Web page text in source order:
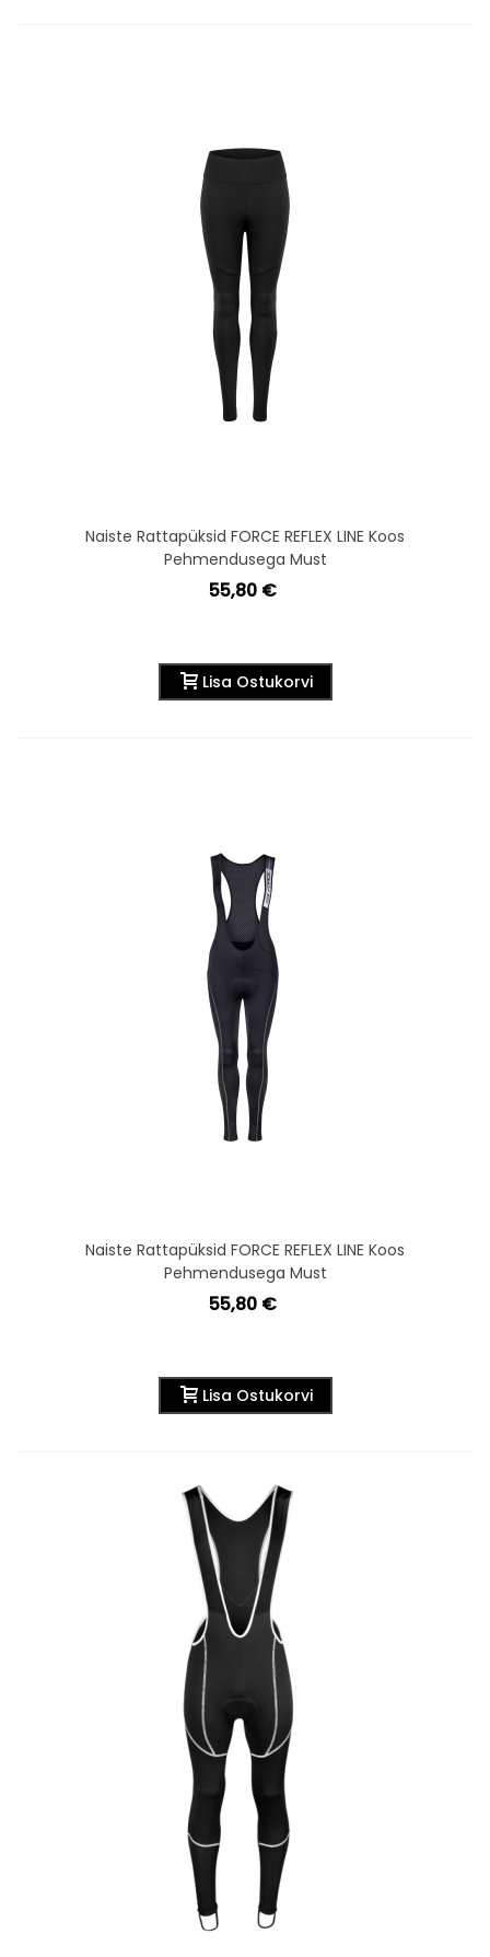
Naiste Rattapüksid FORCE REFLEX LINE Koos
Pehmendusega Must
55,80 €
Lisa Ostukorvi
Naiste Rattapüksid FORCE REFLEX LINE Koos
Pehmendusega Must
55,80 €
Lisa Ostukorvi